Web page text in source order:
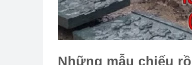
Những mẫu chiếu